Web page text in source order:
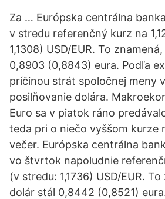
Za … Európska centrálna
v stredu referenčný kurz na
1,1308) USD/EUR. To
0,8903 (0,8843) eura. Podľa
príčinou strát spoločnej meny
posilňovanie dolára.
Euro sa v piatok ráno
teda pri o niečo vyššom kurze
večer. Európska centrálna
vo štvrtok napoludnie
(v stredu: 1,1736) USD/EUR.
dolár stál 0,8442 (0,8521)